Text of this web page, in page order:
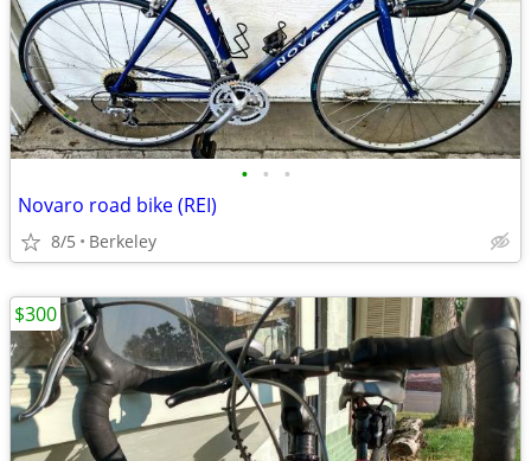
• • •
Novaro road bike (REI)
8/5 Berkeley
$300